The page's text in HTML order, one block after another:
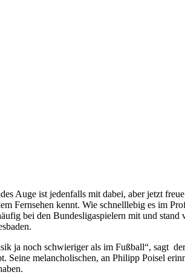
Auge ist jedenfalls mit dabei, aber jetzt
Fernsehen kennt. Wie schnelllebig es im
bei den Bundesligaspielern mit und stand
ja noch schwieriger als im Fußball“, sagt
melancholischen, an Philipp Poisel